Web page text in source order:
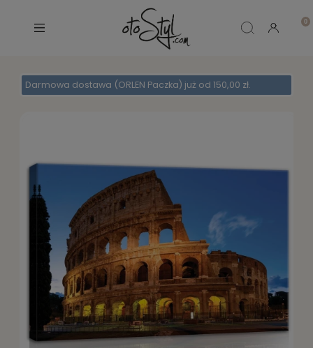
Darmowa dostawa (ORLEN Paczka) już od 150,00 zł.